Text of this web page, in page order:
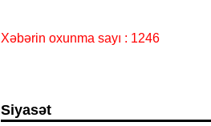
Xəbərin oxunma sayı : 1246
Siyasət